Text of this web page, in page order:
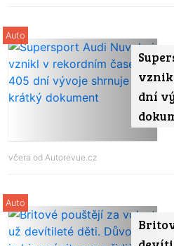
dní
Auto
včera od Autorevue.cz
Auto